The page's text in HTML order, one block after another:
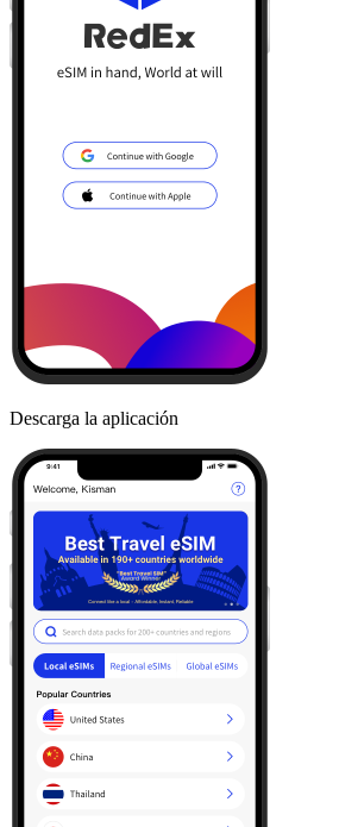
Descarga la aplicación